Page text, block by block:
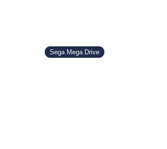
Sega Mega Drive